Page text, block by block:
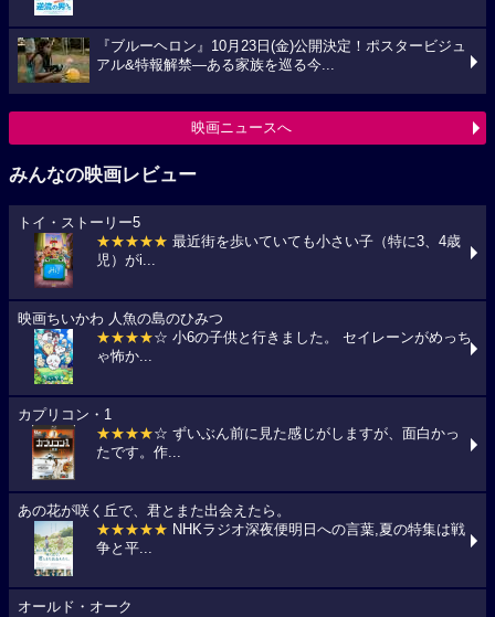
『ブルーヘロン』10月23日(金)公開決定！ポスタービジュ
アル&特報解禁―ある家族を巡る今...
映画ニュースへ
みんなの映画レビュー
トイ・ストーリー5
★★★★★ 最近街を歩いていても小さい子（特に3、4歳
児）がi...
映画ちいかわ 人魚の島のひみつ
★★★★☆ 小6の子供と行きました。 セイレーンがめっち
ゃ怖か...
カプリコン・1
★★★★☆ ずいぶん前に見た感じがしますが、面白かっ
たです。作...
あの花が咲く丘で、君とまた出会えたら。
★★★★★ NHKラジオ深夜便明日への言葉,夏の特集は戦
争と平...
オールド・オーク